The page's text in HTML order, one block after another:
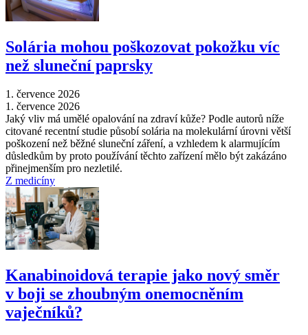
Solária mohou poškozovat pokožku víc
než sluneční paprsky
1. července 2026
1. července 2026
Jaký vliv má umělé opalování na zdraví kůže? Podle autorů níže
citované recentní studie působí solária na molekulární úrovni větší
poškození než běžné sluneční záření, a vzhledem k alarmujícím
důsledkům by proto používání těchto zařízení mělo být zakázáno
přinejmenším pro nezletilé.
Z medicíny
Kanabinoidová terapie jako nový směr
v boji se zhoubným onemocněním
vaječníků?